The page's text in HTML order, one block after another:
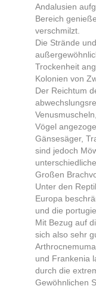
Andalusien
Bereich
verschmilzt.
Die Strände
Trockenheit
Kolonien von
Der Reichtum
Vögel
Gänsesäger,
sind jedoch
Großen
Unter den
Europa
und die
Mit Bezug auf
sich also sehr
und Frankenia
durch die
Gewöhnlichen